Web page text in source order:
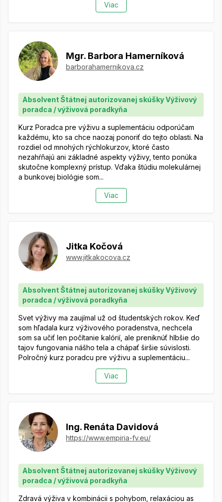
Viac
Mgr. Barbora Hamerníková
barborahamernikova.cz
Absolvent Štátnej autorizovanej skúšky Výživový
poradca / výživová poradkyňa
Kurz Poradca pre výživu a suplementáciu odporúčam
každému, kto sa chce naozaj ponoriť do tejto oblasti. Na
rozdiel od mnohých rýchlokurzov, ktoré často
nezahŕňajú ani základné aspekty výživy, tento ponúka
skutočne komplexný prístup. Vďaka štúdiu molekulárnej
a bunkovej biológie som...
Viac
Jitka Kočová
www.jitkakocova.cz
Absolvent Štátnej autorizovanej skúšky Výživový
poradca / výživová poradkyňa
Svet výživy ma zaujímal už od študentských rokov. Keď
som hľadala kurz výživového poradenstva, nechcela
som sa učiť len počítanie kalórií, ale preniknúť hlbšie do
tajov fungovania nášho tela a chápať širšie súvislosti.
Polročný kurz poradcu pre výživu a suplementáciu...
Viac
Ing. Renáta Davidová
https://www.empiria-fv.eu/
Absolvent Štátnej autorizovanej skúšky Výživový
poradca / výživová poradkyňa
Zdravá výživa v kombinácii s pohybom, relaxáciou as